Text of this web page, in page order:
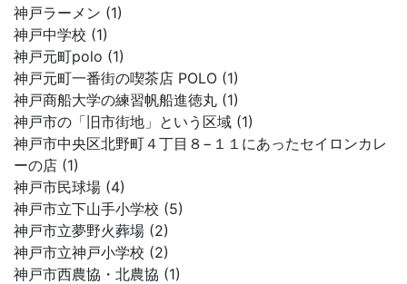
神戸ラーメン (1)
神戸中学校 (1)
神戸元町polo (1)
神戸元町一番街の喫茶店 POLO (1)
神戸商船大学の練習帆船進徳丸 (1)
神戸市の「旧市街地」という区域 (1)
神戸市中央区北野町４丁目８−１１にあったセイロンカレ
ーの店 (1)
神戸市民球場 (4)
神戸市立下山手小学校 (5)
神戸市立夢野火葬場 (2)
神戸市立神戸小学校 (2)
神戸市西農協・北農協 (1)